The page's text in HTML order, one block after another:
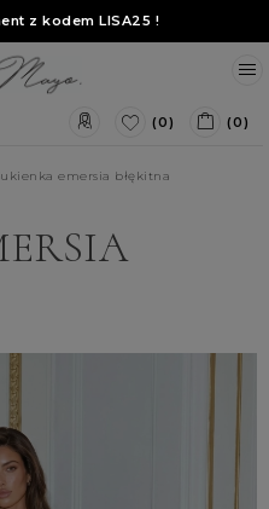
z kodem LISA25 !
(0) (0)
emersia błękitna